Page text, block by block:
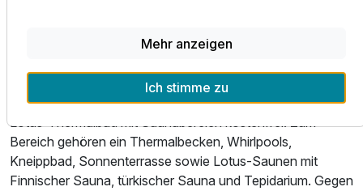
Ausstattung
Entspannung hat im Grand Hotel Sava****superior einen
besonders hohen Stellenwert. Hotelgäste nutzen das
Lotus-Thermalbad mit Saunabereich kostenfrei. Zum
Bereich gehören ein Thermalbecken, Whirlpools,
Kneippbad, Sonnenterrasse sowie Lotus-Saunen mit
Finnischer Sauna, türkischer Sauna und Tepidarium. Gegen
Mehr anzeigen
Ich stimme zu